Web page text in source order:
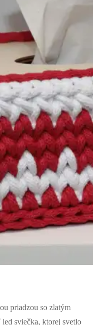
priadzou so zlatým
sviečka, ktorej svetlo